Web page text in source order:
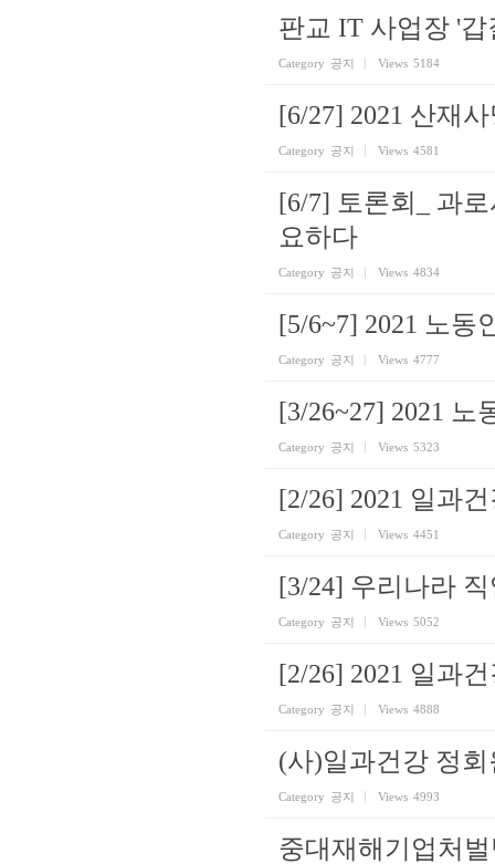
판교 IT 사업장 '
Category 공지 Views 5184
[6/27] 2021 산재
Category 공지 Views 4581
[6/7] 토론회_ 과
요하다
Category 공지 Views 4834
[5/6~7] 2021 노동
Category 공지 Views 4777
[3/26~27] 2021 노
Category 공지 Views 5323
[2/26] 2021 일과
Category 공지 Views 4451
[3/24] 우리나라
Category 공지 Views 5052
[2/26] 2021 일과
Category 공지 Views 4888
(사)일과건강 정
Category 공지 Views 4993
중대재해기업처